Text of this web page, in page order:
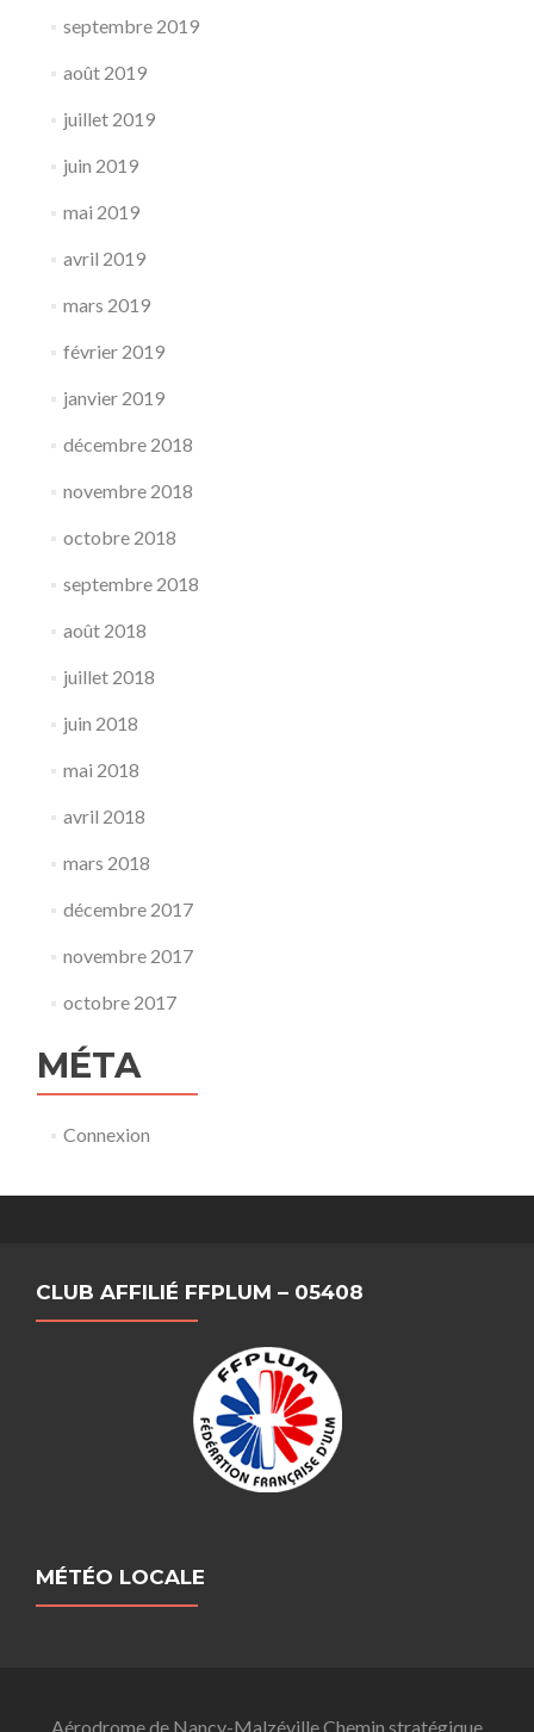
septembre 2019
août 2019
juillet 2019
juin 2019
mai 2019
avril 2019
mars 2019
février 2019
janvier 2019
décembre 2018
novembre 2018
octobre 2018
septembre 2018
août 2018
juillet 2018
juin 2018
mai 2018
avril 2018
mars 2018
décembre 2017
novembre 2017
octobre 2017
MÉTA
Connexion
CLUB AFFILIÉ FFPLUM – 05408
MÉTÉO LOCALE
Aérodrome de Nancy-Malzéville Chemin stratégique